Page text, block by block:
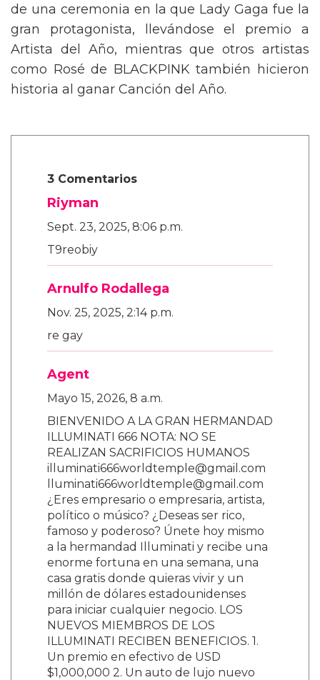
de una ceremonia en la que Lady Gaga fue la
gran protagonista, llevándose el premio a
Artista del Año, mientras que otros artistas
como Rosé de BLACKPINK también hicieron
historia al ganar Canción del Año.
3 Comentarios
Riyman
Sept. 23, 2025, 8:06 p.m.
T9reobiy
Arnulfo Rodallega
Nov. 25, 2025, 2:14 p.m.
re gay
Agent
Mayo 15, 2026, 8 a.m.
BIENVENIDO A LA GRAN HERMANDAD
ILLUMINATI 666 NOTA: NO SE
REALIZAN SACRIFICIOS HUMANOS
illuminati666worldtemple@gmail.com
lluminati666worldtemple@gmail.com
¿Eres empresario o empresaria, artista,
político o músico? ¿Deseas ser rico,
famoso y poderoso? Únete hoy mismo
a la hermandad Illuminati y recibe una
enorme fortuna en una semana, una
casa gratis donde quieras vivir y un
millón de dólares estadounidenses
para iniciar cualquier negocio. LOS
NUEVOS MIEMBROS DE LOS
ILLUMINATI RECIBEN BENEFICIOS. 1.
Un premio en efectivo de USD
$1,000,000 2. Un auto de lujo nuevo